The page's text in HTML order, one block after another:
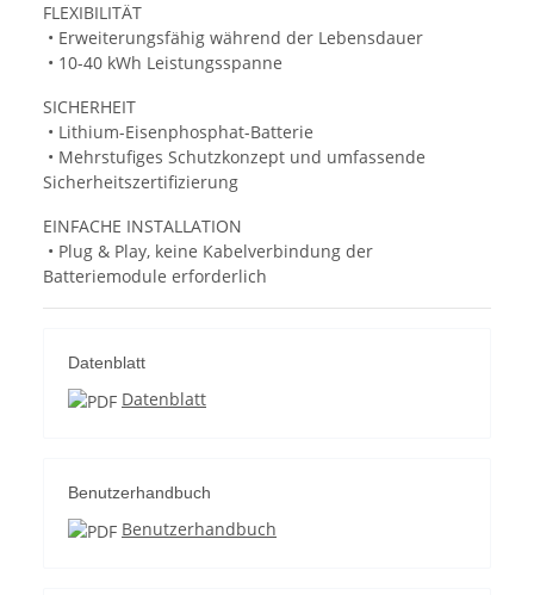
FLEXIBILITÄT
• Erweiterungsfähig während der Lebensdauer
• 10-40 kWh Leistungsspanne
SICHERHEIT
• Lithium-Eisenphosphat-Batterie
• Mehrstufiges Schutzkonzept und umfassende
Sicherheitszertifizierung
EINFACHE INSTALLATION
• Plug & Play, keine Kabelverbindung der
Batteriemodule erforderlich
Datenblatt
Datenblatt
Benutzerhandbuch
Benutzerhandbuch